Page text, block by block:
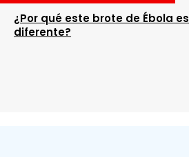
¿Por qué este brote de Ébola es
diferente?